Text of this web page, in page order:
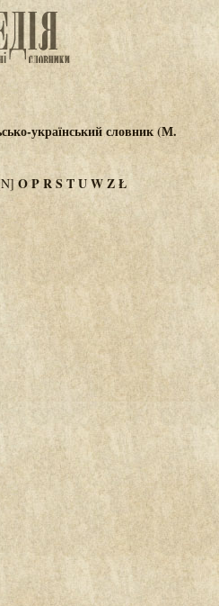
український словник (М.
OPRS TUWZŁ